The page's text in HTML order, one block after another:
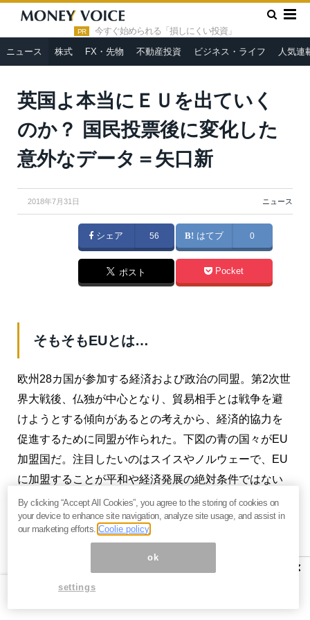
PR 今すぐ始められる「損しにくい投資」
ニュース 株式 FX・先物 不動産投資 ビジネス・ライフ 人気連
HOME » ニュース »
英国よ本当にＥＵを出ていくのか？ 国民
投票後に変化した意外なデータ＝矢口新
英国よ本当にＥＵを出ていく
のか？ 国民投票後に変化した
意外なデータ＝矢口新
2018年7月31日 ニュース
シェア 56 はてブ 0
ポスト Pocket
そもそもEUとは…
欧州28カ国が参加する経済および政治の同盟。第2次世
界大戦後、仏独が中心となり、貿易相手とは戦争を避
けようとする傾向があるとの考えから、経済的協力を
促進するために同盟が作られた。下図の青の国々がEU
加盟国だ。注目したいのはスイスやノルウェーで、EU
に加盟することが平和や経済発展の絶対条件ではない
ことが分かる。
×
By clicking “Accept All Cookies”, you agree to the storing of cookies on
your device to enhance site navigation, analyze site usage, and assist in
our marketing efforts.Coolie policy
ok
settings